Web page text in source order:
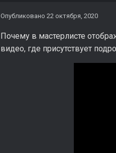
Опубликовано 22 октября, 2020
Почему в мастерлисте
видео, где присутствует